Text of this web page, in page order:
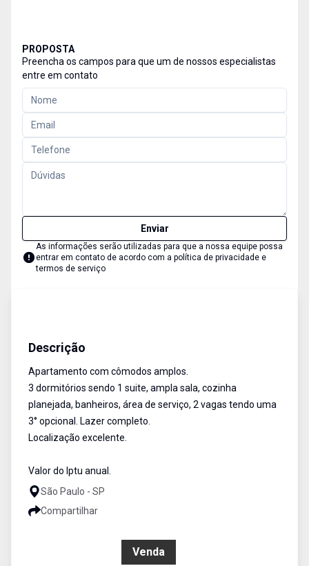
PROPOSTA
Preencha os campos para que um de nossos especialistas
entre em contato
Enviar
As informações serão utilizadas para que a nossa equipe possa
entrar em contato de acordo com a política de privacidade e
termos de serviço
Descrição
Apartamento com cômodos amplos.
3 dormitórios sendo 1 suite, ampla sala, cozinha
planejada, banheiros, área de serviço, 2 vagas tendo uma
3° opcional. Lazer completo.
Localização excelente.
Valor do Iptu anual.
São Paulo - SP
Compartilhar
Venda